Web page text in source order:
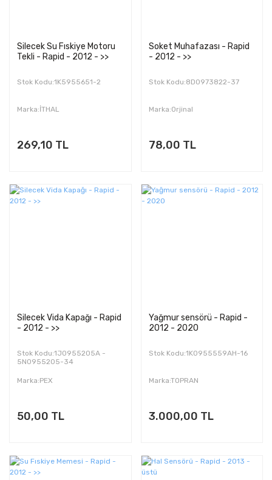
Silecek Su Fıskiye Motoru
Tekli - Rapid - 2012 - >>
Stok Kodu:1K5955651-2
Marka:İTHAL
269,10 TL
Soket Muhafazası - Rapid
- 2012 - >>
Stok Kodu:8D0973822-37
Marka:Orjinal
78,00 TL
Silecek Vida Kapağı - Rapid
- 2012 - >>
Stok Kodu:1J0955205A -
5N0955205-34
Marka:PEX
50,00 TL
Yağmur sensörü - Rapid -
2012 - 2020
Stok Kodu:1K0955559AH-16
Marka:TOPRAN
3.000,00 TL